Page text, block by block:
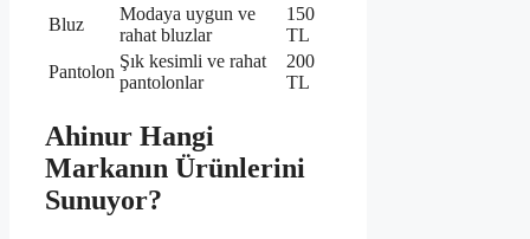
Bluz
Modaya uygun ve
rahat bluzlar
150
TL
Pantolon
Şık kesimli ve rahat
pantolonlar
200
TL
Ahinur Hangi
Markanın Ürünlerini
Sunuyor?